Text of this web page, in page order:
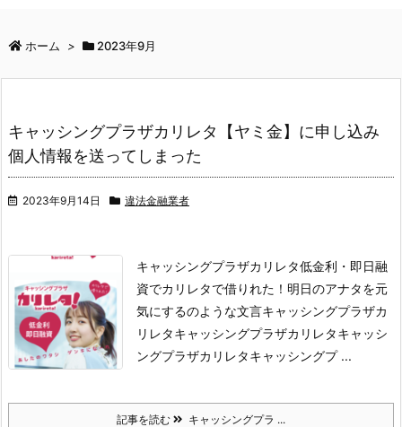
ホーム > 2023年9月
キャッシングプラザカリレタ【ヤミ金】に申し込み
個人情報を送ってしまった
2023年9月14日 違法金融業者
キャッシングプラザカリレタ低金利・即日融
資でカリレタで借りれた！明日のアナタを元
気にするのような文言キャッシングプラザカ
リレタキャッシングプラザカリレタキャッシ
ングプラザカリレタキャッシングプ ...
記事を読む キャッシングプラ ...